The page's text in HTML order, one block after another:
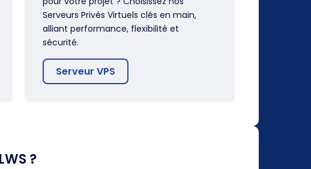
Serveurs Privés Virtuels clés en main,
alliant performance, flexibilité et
sécurité.
Serveur VPS
?